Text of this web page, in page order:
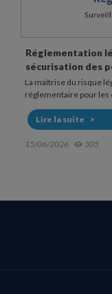
légionelle
Dans les
point d’exposition
Lire la suite
20/05/2026